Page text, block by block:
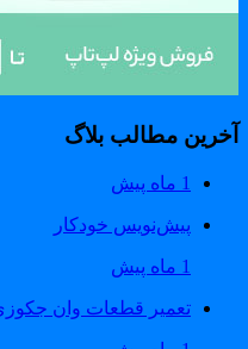
مطالب بلاگ
1 ماه پیش
پیش‌نویس خودکار
تعمیر قطعات وان جکوزی